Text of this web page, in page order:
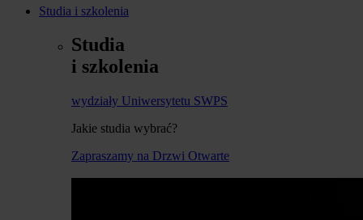
Studia i szkolenia
Studia
i szkolenia
wydziały Uniwersytetu SWPS
Jakie studia wybrać?
Zapraszamy na Drzwi Otwarte